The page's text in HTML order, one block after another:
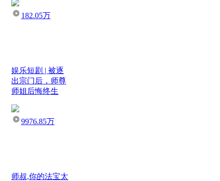
182.05万
娱乐短剧 | 被逐
出宗门后，师尊
师姐后悔终生
9976.85万
师叔,你的法宝太